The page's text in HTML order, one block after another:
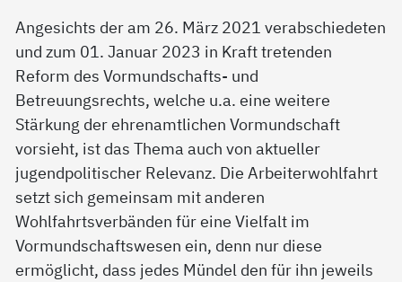
Angesichts der am 26. März 2021 verabschiedeten
und zum 01. Januar 2023 in Kraft tretenden
Reform des Vormundschafts- und
Betreuungsrechts, welche u.a. eine weitere
Stärkung der ehrenamtlichen Vormundschaft
vorsieht, ist das Thema auch von aktueller
jugendpolitischer Relevanz. Die Arbeiterwohlfahrt
setzt sich gemeinsam mit anderen
Wohlfahrtsverbänden für eine Vielfalt im
Vormundschaftswesen ein, denn nur diese
ermöglicht, dass jedes Mündel den für ihn jeweils